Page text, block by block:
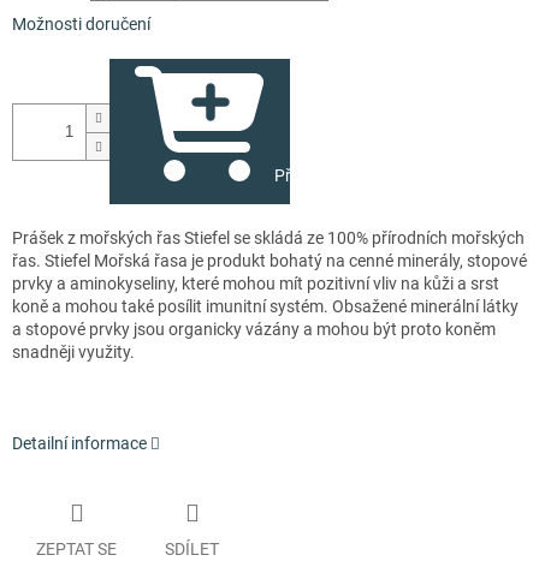
Možnosti doručení
Přidat do košíku
Prášek z mořských řas Stiefel se skládá ze 100% přírodních mořských
řas. Stiefel Mořská řasa je produkt bohatý na cenné minerály, stopové
prvky a aminokyseliny, které mohou mít pozitivní vliv na kůži a srst
koně a mohou také posílit imunitní systém. Obsažené minerální látky
a stopové prvky jsou organicky vázány a mohou být proto koněm
snadněji využity.
Detailní informace
ZEPTAT SE SDÍLET